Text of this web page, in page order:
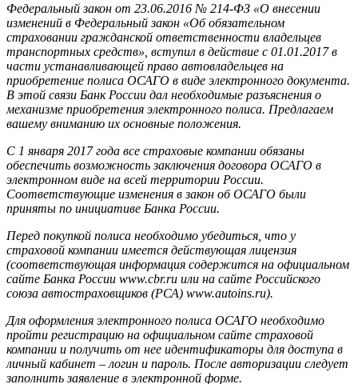
Федеральный закон от 23.06.2016 № 214-ФЗ «О внесении
изменений в Федеральный закон «Об обязательном
страховании гражданской ответственности владельцев
транспортных средств», вступил в действие с 01.01.2017 в
части устанавливающей право автовладельцев на
приобретение полиса ОСАГО в виде электронного документа.
В этой связи Банк России дал необходимые разъяснения о
механизме приобретения электронного полиса. Предлагаем
вашему вниманию их основные положения.
С 1 января 2017 года все страховые компании обязаны
обеспечить возможность заключения договора ОСАГО в
электронном виде на всей территории России.
Соответствующие изменения в закон об ОСАГО были
приняты по инициативе Банка России.
Перед покупкой полиса необходимо убедиться, что у
страховой компании имеется действующая лицензия
(соответствующая информация содержится на официальном
сайте Банка России www.cbr.ru или на сайте Российского
союза автостраховщиков (РСА) www.autoins.ru).
Для оформления электронного полиса ОСАГО необходимо
пройти регистрацию на официальном сайте страховой
компании и получить от нее идентификаторы для доступа в
личный кабинет – логин и пароль. После авторизации следует
заполнить заявление в электронной форме.